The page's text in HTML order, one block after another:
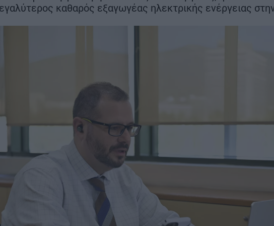
Περιβόλι – Αβδέλλα
το πρώτο
καθαρός εξαγωγέας ηλεκτρικής ενέργειας